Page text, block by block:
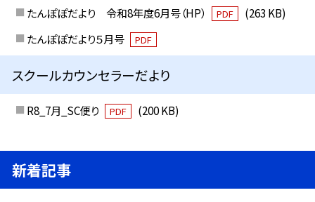
たんぽぽだより 令和8年度6月号（HP）
PDF
(263 KB)
たんぽぽだより５月号
PDF
スクールカウンセラーだより
R8_7月_SC便り PDF (200 KB)
新着記事